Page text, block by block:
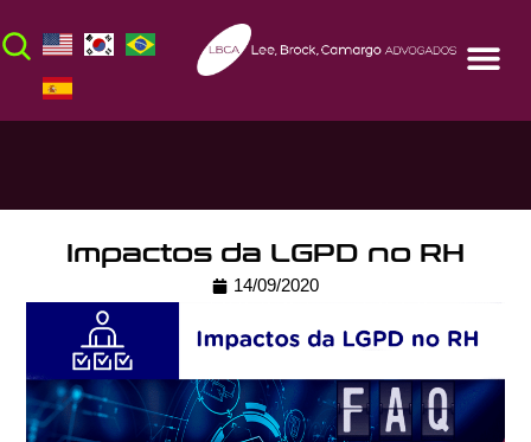
Impactos da LGPD no RH
14/09/2020